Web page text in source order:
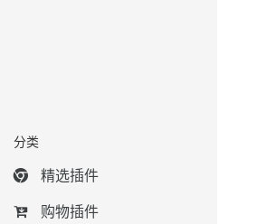
分类
精选插件
购物插件